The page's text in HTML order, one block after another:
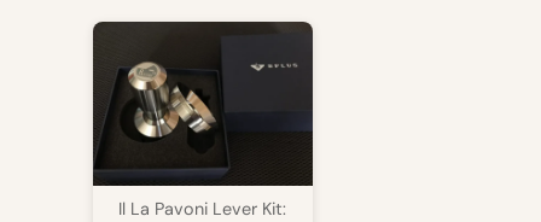
Il La Pavoni Lever Kit: